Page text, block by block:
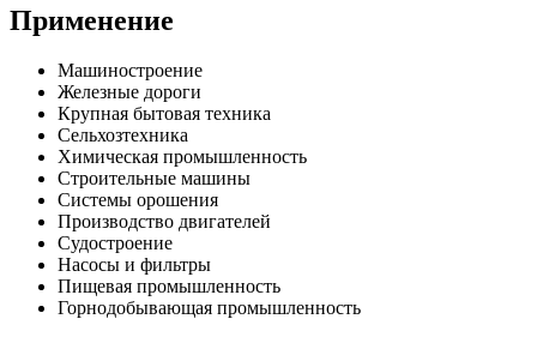
Применение
Машиностроение
Железные дороги
Крупная бытовая техника
Сельхозтехника
Химическая промышленность
Строительные машины
Системы орошения
Производство двигателей
Судостроение
Насосы и фильтры
Пищевая промышленность
Горнодобывающая промышленность